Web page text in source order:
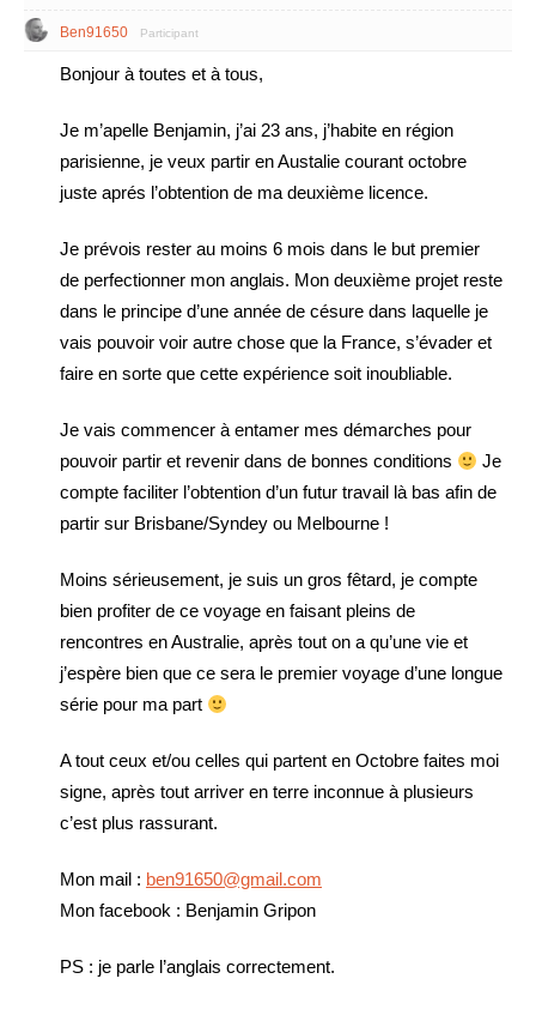
Ben91650 Participant
Bonjour à toutes et à tous,
Je m’apelle Benjamin, j’ai 23 ans, j’habite en région
parisienne, je veux partir en Austalie courant octobre
juste aprés l’obtention de ma deuxième licence.
Je prévois rester au moins 6 mois dans le but premier
de perfectionner mon anglais. Mon deuxième projet reste
dans le principe d’une année de césure dans laquelle je
vais pouvoir voir autre chose que la France, s’évader et
faire en sorte que cette expérience soit inoubliable.
Je vais commencer à entamer mes démarches pour
pouvoir partir et revenir dans de bonnes conditions
Je
compte faciliter l’obtention d’un futur travail là bas afin de
partir sur Brisbane/Syndey ou Melbourne !
Moins sérieusement, je suis un gros fêtard, je compte
bien profiter de ce voyage en faisant pleins de
rencontres en Australie, après tout on a qu’une vie et
j’espère bien que ce sera le premier voyage d’une longue
série pour ma part
A tout ceux et/ou celles qui partent en Octobre faites moi
signe, après tout arriver en terre inconnue à plusieurs
c’est plus rassurant.
Mon mail : ben91650@gmail.com
Mon facebook : Benjamin Gripon
PS : je parle l’anglais correctement.